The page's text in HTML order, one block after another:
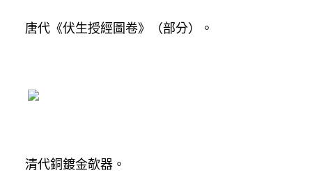
唐代《伏生授經圖卷》（部分）。
清代銅鍍金欹器。